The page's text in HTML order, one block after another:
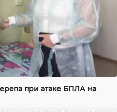
при атаке БПЛА на